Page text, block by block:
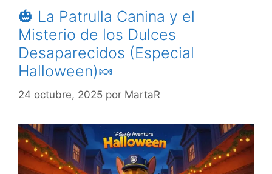
🎃 La Patrulla Canina y el
Misterio de los Dulces
Desaparecidos (Especial
Halloween)🍬
24 octubre, 2025 por MartaR